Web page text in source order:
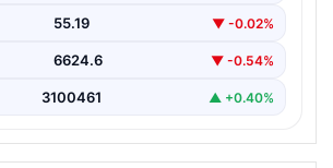
55.19 ▼ -0.02%
6624.6 ▼ -0.54%
3100461 ▲ +0.40%